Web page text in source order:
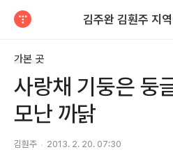
김주완 김훤주 지
가본 곳
사랑채 기둥은 둥
모난 까닭
김훤주 2013. 2. 20. 07:30